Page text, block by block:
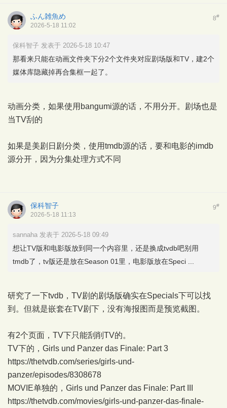
8#
ふん雑魚め
2026-5-18 11:02
保科智子 发表于 2026-5-18 10:47
那看来只能在动画文件夹下分2个文件夹对应剧场版和TV，建2个
媒体库隐藏掉再合集框一起了。
动画分类，如果使用bangumi源的话，不用分开。剧场也是
当TV刮的
如果是美剧日剧分类，使用tmdb源的话，要和电影的imdb
源分开，因为分集处理方式不同
9#
保科智子
2026-5-18 11:13
sannaha 发表于 2026-5-18 09:49
想让TV版和电影版放到同一个内容里，还是换成tvdb吧别用
tmdb了，tv版还是放在Season 01里，电影版放在Speci ...
研究了一下tvdb，TV剧的剧场版确实在Specials下可以找
到。但就是嵌套在TV剧下，没有海报图而是预览截图。
有2个页面，TV下只能刮削TV的。
TV下的，Girls und Panzer das Finale: Part 3
https://thetvdb.com/series/girls-und-
panzer/episodes/8308678
MOVIE单独的，Girls und Panzer das Finale: Part III
https://thetvdb.com/movies/girls-und-panzer-das-finale-